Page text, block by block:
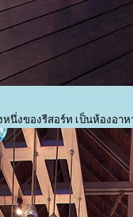
งของรีสอร์ท เป็นห้องอาห